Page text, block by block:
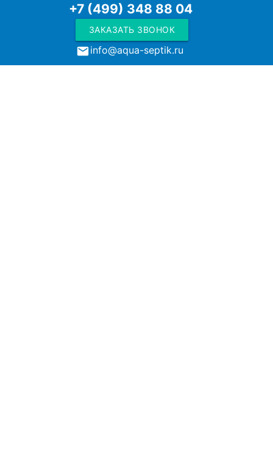
+7 (499) 348 88 04
ЗАКАЗАТЬ ЗВОНОК
local_post_officeinfo@aqua-septik.ru